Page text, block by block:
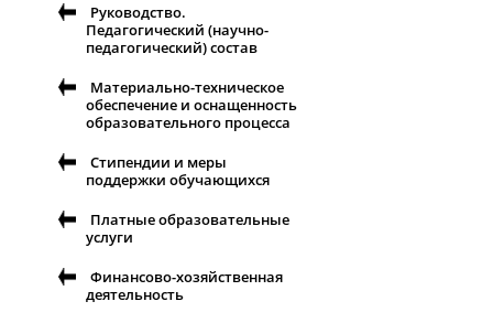
Руководство.
Педагогический (научно-
педагогический) состав
Материально-техническое
обеспечение и оснащенность
образовательного процесса
Стипендии и меры
поддержки обучающихся
Платные образовательные
услуги
Финансово-хозяйственная
деятельность